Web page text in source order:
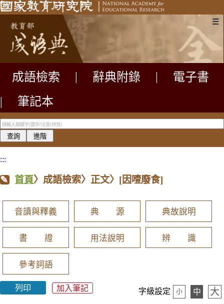
☰
成語檢索 辭典附錄
電子書
|
筆記本
:::
首頁〉成語檢索〉正文〉 [因噎廢食]
音讀與釋義 典 源 典故說明
書 證 用法說明 辨 識
參考詞語
列印 加入筆記 字級設定 小 中 大